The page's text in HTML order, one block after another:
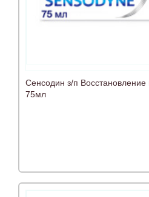
Сенсодин з/п
75мл